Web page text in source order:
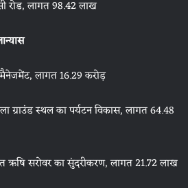
रोड, लागत 98.42 लाख
लागत 16.29 करोड़
ग्राउंड स्थल का पर्यटन विकास, लागत 64.48
ऋषि सरोवर का सुंदरीकरण, लागत 21.72 लाख